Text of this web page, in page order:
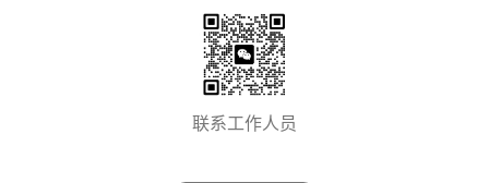
联系工作人员